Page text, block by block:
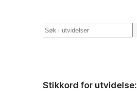
Søk
Stikkord for utvidelse: